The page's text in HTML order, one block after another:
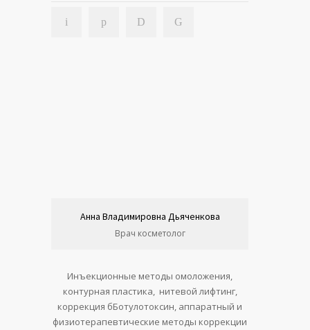
Анна Владимировна Дьяченкова
Врач косметолог
Инъекционные методы омоложения,
контурная пластика, нитевой лифтинг,
коррекция бБотулотоксин, аппаратный и
физиотерапевтические методы коррекции